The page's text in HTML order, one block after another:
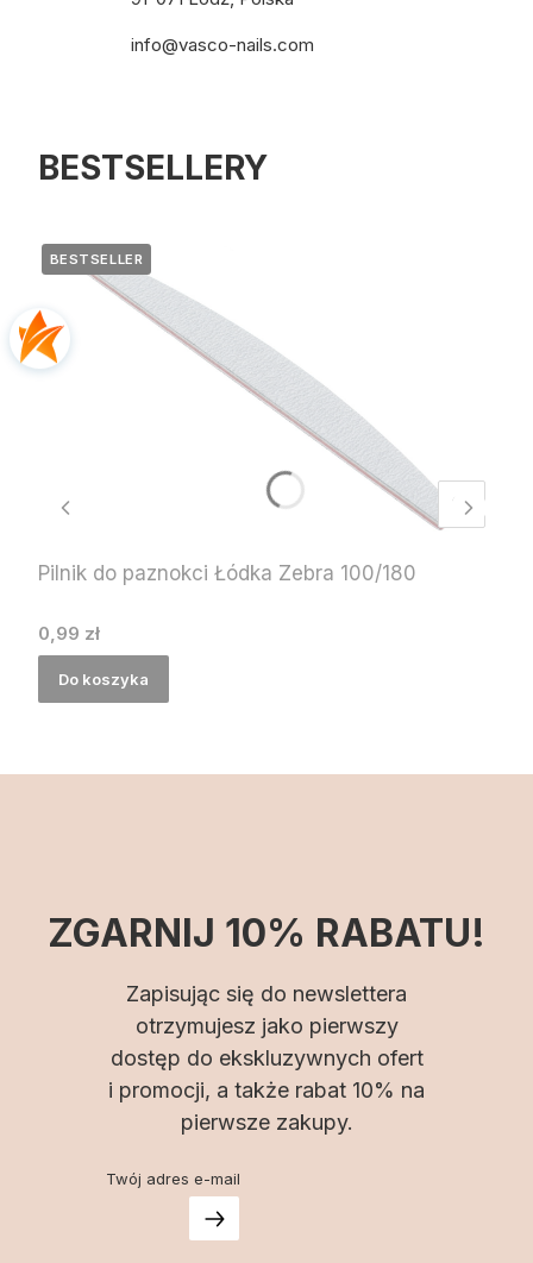
info@vasco-nails.com
BESTSELLERY
BESTSELLER
Pilnik do paznokci Łódka Zebra 100/180
Cena
0,99 zł
Do koszyka
ZGARNIJ 10% RABATU!
Zapisując się do newslettera
otrzymujesz jako pierwszy
dostęp do ekskluzywnych ofert
i promocji, a także rabat 10% na
pierwsze zakupy.
Twój adres e-mail